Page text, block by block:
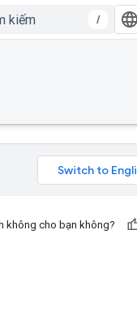
/
không cho bạn không?